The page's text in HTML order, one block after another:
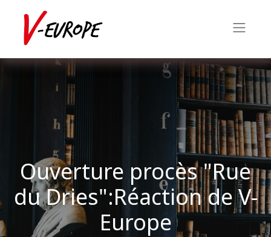
Ouverture procès "Rue
du Dries":Réaction de V-
Europe